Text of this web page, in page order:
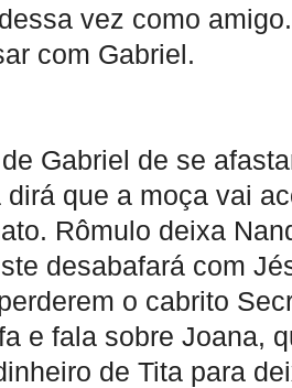
vez como
com Gabriel.
Gabriel de se
que a moça vai
Rômulo deixa
desabafará com
o cabrito
e fala sobre Joana,
de Tita para